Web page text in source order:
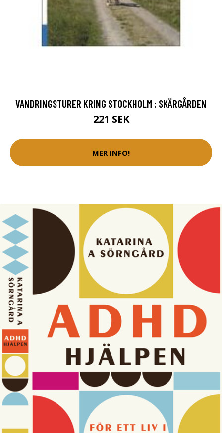
VANDRINGSTURER KRING STOCKHOLM : SKÄRGÅRDEN
221 SEK
MER INFO!